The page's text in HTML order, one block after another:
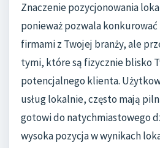
Znaczenie pozycjonowania
ponieważ pozwala
firmami z Twojej branży, ale
tymi, które są fizycznie blisko
potencjalnego klienta.
usług lokalnie, często mają
gotowi do natychmiastowego
wysoka pozycja w wynikach